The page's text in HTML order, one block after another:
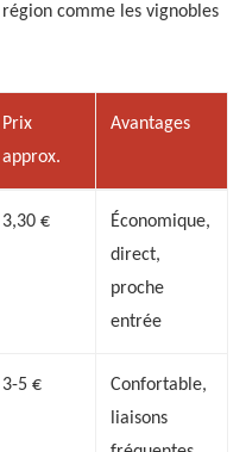
comme les vignobles
Prix
approx.
Avantages
3,30 €
Économique,
direct,
proche
entrée
3-5 €
Confortable,
liaisons